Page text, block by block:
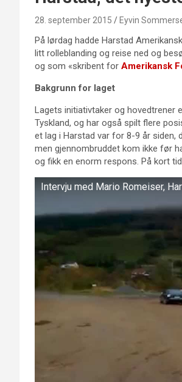
28. september 2015 Eyvin
På lørdag hadde Harstad
litt rolleblanding og reise ned og
og som «skribent for Amerikansk
Bakgrunn for laget
Lagets initiativtaker og hovedtrener
Tyskland, og har også spilt flere
et lag i Harstad var for 8-9 år siden,
men gjennombruddet kom ikke før
og fikk en enorm respons. På kort
Intervju med Mario Romeiser,